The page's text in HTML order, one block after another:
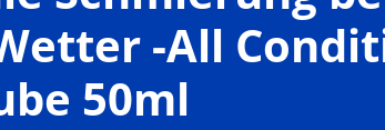
-All
50ml